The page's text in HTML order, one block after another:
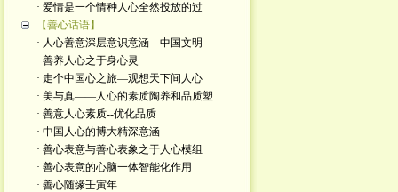
· 爱情是一个情种人心全然投放的过
【善心话语】
· 人心善意深层意识意涵—中国文明
· 善养人心之于身心灵
· 走个中国心之旅—观想天下间人心
· 美与真——人心的素质陶养和品质塑
· 善意人心素质--优化品质
· 中国人心的博大精深意涵
· 善心表意与善心表象之于人心模组
· 善心表意的心脑一体智能化作用
· 善心随缘壬寅年